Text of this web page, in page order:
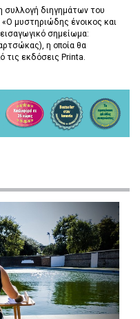
συλλογή διηγημάτων του
μυστηριώδης ένοικος και
σημείωμα:
η οποία θα
τις εκδόσεις Printa.